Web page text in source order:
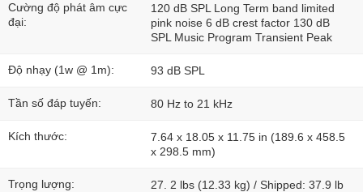
Cường độ phát âm cực
đại:
120 dB SPL Long Term band limited
pink noise 6 dB crest factor 130 dB
SPL Music Program Transient Peak
Độ nhạy (1w @ 1m): 93 dB SPL
Tần số đáp tuyến: 80 Hz to 21 kHz
Kích thước:
7.64 x 18.05 x 11.75 in (189.6 x 458.5
x 298.5 mm)
Trọng lượng:
27. 2 lbs (12.33 kg) / Shipped: 37.9 lb